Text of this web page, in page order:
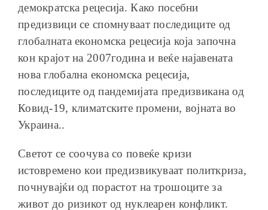
демократска рецесија. Како посебни
предизвици се спомнуваат последиците од
глобалната економска рецесија која започна
кон крајот на 2007година и веќе најавената
нова глобална економска рецесија,
последиците од пандемијата предизвикана од
Ковид-19, климатските промени, војната во
Украина..
Светот се соочува со повеќе кризи
истовремено кои предизвикуваат политкриза,
почнувајќи од порастот на трошоците за
живот до ризикот од нуклеарен конфликт.